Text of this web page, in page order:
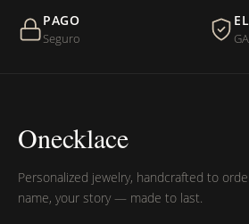
PAGO
Seguro
Onecklace
Personalized jewelry, handcrafted to
name, your story — made to last.